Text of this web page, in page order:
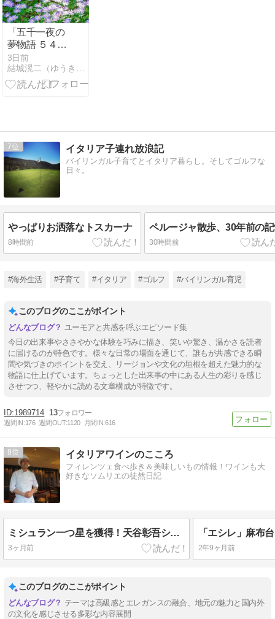
「五千一夜の
夢物語 ５４５
１話」
3日前
7 イタリア子連れ放浪記
バイリンガル子育てとイタリア暮らし。そしてゴルフな
日々。
やっぱりお洒落なトスカーナ
8時間前
ペルージャ散歩、30年前の
30時間前
#海外生活 #子育て #イタリア #ゴルフ #バイリンガル育児
このブログのここがポイント
ユーモアと共感を呼ぶエピソード集
今日の出来事やささやかな体験を巧みに描き、笑いや驚き、温かさを読者
に届けるのが特色です。様々な日常の場面を通じて、誰もが共感できる瞬
間や気づきのポイントを交え、リージョンや文化の垣根を超えた魅力的な
物語に仕上げています。ちょっとした出来事の中にある人生の彩りを感じ
させつつ、軽やかに読める文章構成が特徴です。
1989714 13
週間IN:176 週間OUT:1120 月間IN:616
8 イタリアワインのこころ
フィレンツェ食べ歩き＆美味しいもの情報！ワインも大
好きなソムリエの徒然日記
ミシュラン一つ星を獲得！天谷彰吾シェフの「Germoglio ～ジェルモーリオ」
3ヶ月前 2年9ヶ月前
このブログのここがポイント
テーマは高級感とエレガンスの融合、地元の魅力と国内外
の文化を感じさせる多彩な内容展開